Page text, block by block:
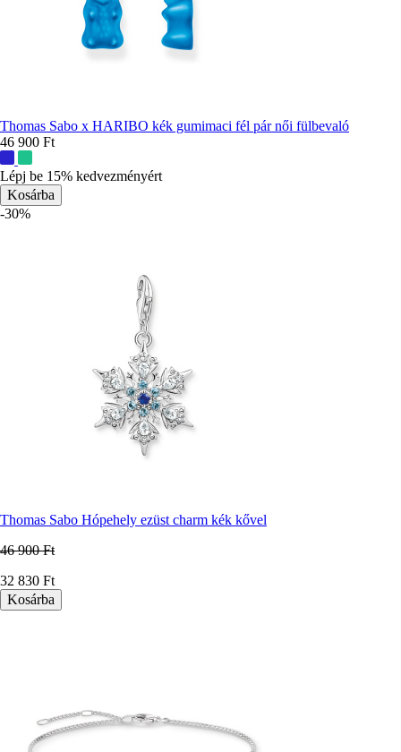
Thomas Sabo x HARIBO kék gumimaci fél pár női fülbevaló
46 900 Ft
színek:
Lépj be 15% kedvezményért
-30%
Thomas Sabo Hópehely ezüst charm kék kővel
46 900 Ft
Ár
32 830 Ft